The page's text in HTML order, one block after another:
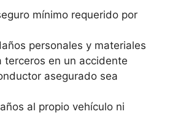
mínimo requerido por
personales y materiales
terceros en un accidente
asegurado sea
al propio vehículo ni